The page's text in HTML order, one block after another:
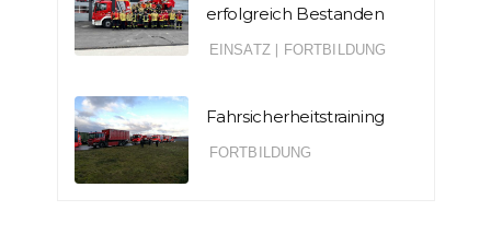
erfolgreich Bestanden
EINSATZ FORTBILDUNG
Fahrsicherheitstraining
FORTBILDUNG